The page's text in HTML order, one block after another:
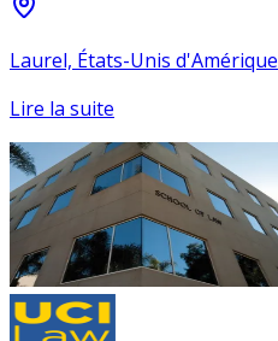
Laurel, États-Unis d'Amérique
Lire la suite